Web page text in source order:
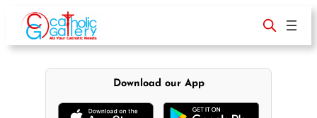
content
Download our App